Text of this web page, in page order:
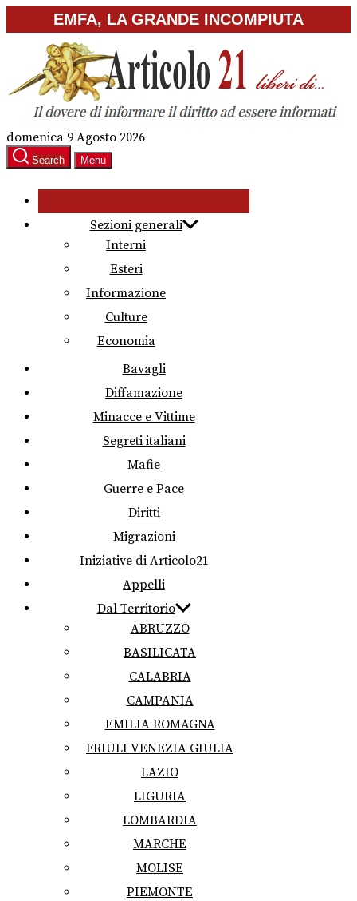
to
content
EMFA, LA GRANDE INCOMPIUTA
domenica 9 Agosto 2026
Search Menu
Sezioni generali
Interni
Esteri
Informazione
Culture
Economia
Bavagli
Diffamazione
Minacce e Vittime
Segreti italiani
Mafie
Guerre e Pace
Diritti
Migrazioni
Iniziative di Articolo21
Appelli
Dal Territorio
ABRUZZO
BASILICATA
CALABRIA
CAMPANIA
EMILIA ROMAGNA
FRIULI VENEZIA GIULIA
LAZIO
LIGURIA
LOMBARDIA
MARCHE
MOLISE
PIEMONTE